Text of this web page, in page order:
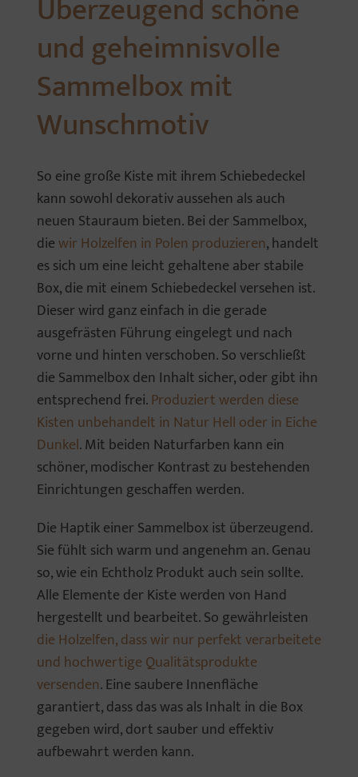
Überzeugend schöne
und geheimnisvolle
Sammelbox mit
Wunschmotiv
So eine große Kiste mit ihrem Schiebedeckel
kann sowohl dekorativ aussehen als auch
neuen Stauraum bieten. Bei der Sammelbox,
diewir Holzelfen in Polen produzieren, handelt
es sich um eine leicht gehaltene aber stabile
Box, die mit einem Schiebedeckel versehen ist.
Dieser wird ganz einfach in die gerade
ausgefrästen Führung eingelegt und nach
vorne und hinten verschoben. So verschließt
die Sammelbox den Inhalt sicher, oder gibt ihn
entsprechend frei.Produziert werden diese
Kisten unbehandelt in Natur Hell oder in Eiche
Dunkel. Mit beiden Naturfarben kann ein
schöner, modischer Kontrast zu bestehenden
Einrichtungen geschaffen werden.
Die Haptik einer Sammelbox ist überzeugend.
Sie fühlt sich warm und angenehm an. Genau
so, wie ein Echtholz Produkt auch sein sollte.
Alle Elemente der Kiste werden von Hand
hergestellt und bearbeitet. So gewährleisten
die Holzelfen, dass wir nur perfekt verarbeitete
und hochwertige Qualitätsprodukte
versenden. Eine saubere Innenfläche
garantiert, dass das was als Inhalt in die Box
gegeben wird, dort sauber und effektiv
aufbewahrt werden kann.